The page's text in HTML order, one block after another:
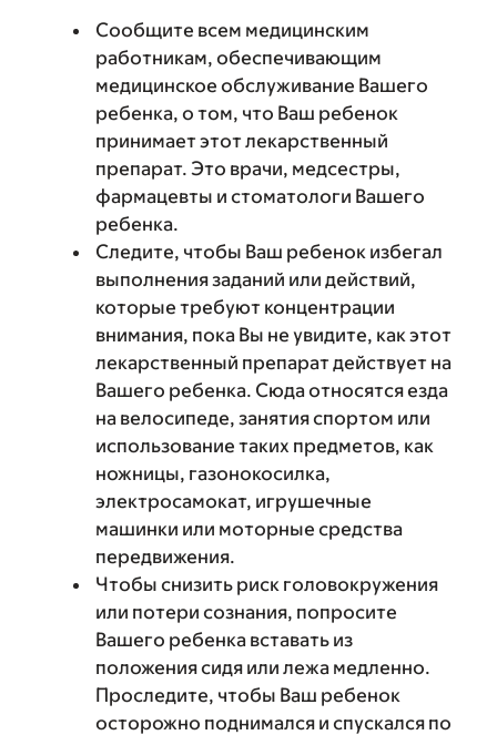
Сообщите всем медицинским
работникам, обеспечивающим
медицинское обслуживание Вашего
ребенка, о том, что Ваш ребенок
принимает этот лекарственный
препарат. Это врачи, медсестры,
фармацевты и стоматологи Вашего
ребенка.
Следите, чтобы Ваш ребенок избегал
выполнения заданий или действий,
которые требуют концентрации
внимания, пока Вы не увидите, как этот
лекарственный препарат действует на
Вашего ребенка. Сюда относятся езда
на велосипеде, занятия спортом или
использование таких предметов, как
ножницы, газонокосилка,
электросамокат, игрушечные
машинки или моторные средства
передвижения.
Чтобы снизить риск головокружения
или потери сознания, попросите
Вашего ребенка вставать из
положения сидя или лежа медленно.
Проследите, чтобы Ваш ребенок
осторожно поднимался и спускался по